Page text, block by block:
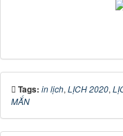
Tags: in lịch,LỊCH 2020,
MẮN